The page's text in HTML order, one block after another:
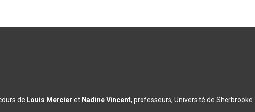
de Louis Mercier et Nadine Vincent, professeurs, Université de Sherbrooke